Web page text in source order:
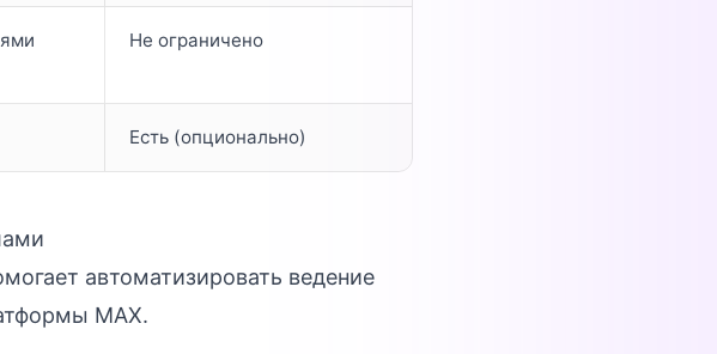
Не ограничено
Есть (опционально)
автоматизировать ведение
MAX.